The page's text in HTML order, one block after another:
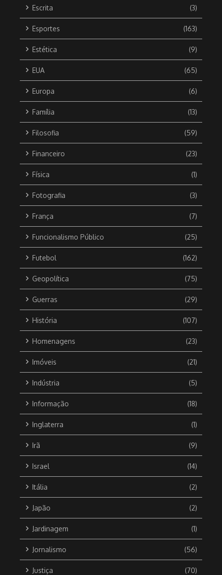
Escrita (3)
Esportes (163)
Estética (9)
EUA (65)
Europa (6)
Família (13)
Filosofia (59)
Financeiro (23)
Física (1)
Fotografia (3)
França (7)
Funcionalismo Público (25)
Futebol (162)
Geopolítica (75)
Guerras (29)
História (107)
Homenagens (23)
Imóveis (21)
Indústria (5)
Informação (18)
Inglaterra (1)
Irã (9)
Israel (14)
Itália (2)
Japão (2)
Jardinagem (1)
Jornalismo (56)
Justiça (70)